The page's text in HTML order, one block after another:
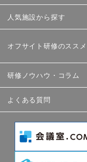
人気施設から探す
オフサイト研修のススメ
研修ノウハウ・コラム
よくある質問